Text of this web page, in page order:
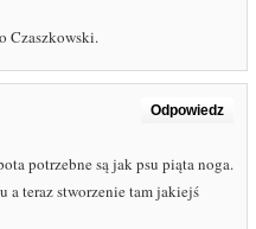
Czaszkowski.
Odpowiedz
potrzebne są jak psu piąta noga.
a teraz stworzenie tam jakiejś